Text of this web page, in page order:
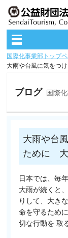
国際化事業部トップ
大雨や台風に気をつ
ブログ 国際
大雨や台
ために 大
日本では、毎
大雨が続くと
りして、大き
命を守るため
切な行動を 取